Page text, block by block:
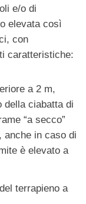
e/o di
elevata così
con
caratteristiche:
a 2 m,
della ciabatta di
“a secco”
anche in caso di
è elevato a
terrapieno a